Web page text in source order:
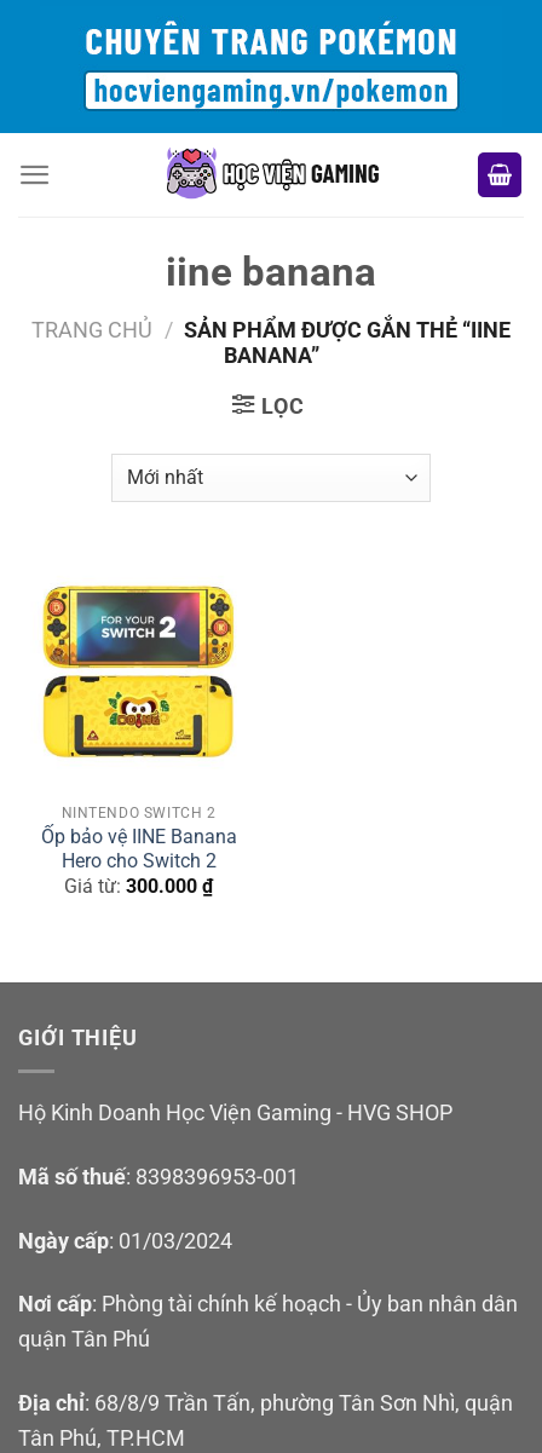
iine banana
TRANG CHỦ / SẢN PHẨM ĐƯỢC GẮN THẺ “IINE
BANANA”
LỌC
NINTENDO SWITCH 2
Ốp bảo vệ IINE Banana
Hero cho Switch 2
Giá từ: 300.000 ₫
GIỚI THIỆU
Hộ Kinh Doanh Học Viện Gaming - HVG SHOP
Mã số thuế: 8398396953-001
Ngày cấp: 01/03/2024
Nơi cấp: Phòng tài chính kế hoạch - Ủy ban nhân dân
quận Tân Phú
Địa chỉ: 68/8/9 Trần Tấn, phường Tân Sơn Nhì, quận
Tân Phú, TP.HCM